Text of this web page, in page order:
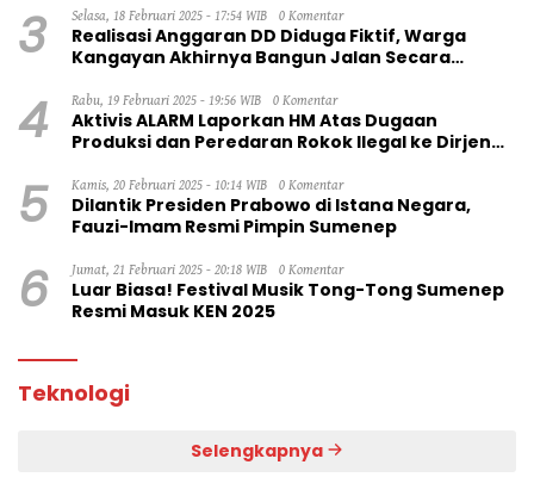
3 Selasa, 18 Februari 2025 - 17:54 WIB 0 Komentar
Realisasi Anggaran DD Diduga Fiktif, Warga
Kangayan Akhirnya Bangun Jalan Secara
4 Rabu, 19 Februari 2025 - 19:56 WIB 0 Komentar
Aktivis ALARM Laporkan HM Atas Dugaan
Produksi dan Peredaran Rokok Ilegal ke Dirjen
5 Kamis, 20 Februari 2025 - 10:14 WIB 0 Komentar
Dilantik Presiden Prabowo di Istana Negara,
Fauzi-Imam Resmi Pimpin Sumenep
6 Jumat, 21 Februari 2025 - 20:18 WIB 0 Komentar
Luar Biasa! Festival Musik Tong-Tong Sumenep
Resmi Masuk KEN 2025
Teknologi
Selengkapnya